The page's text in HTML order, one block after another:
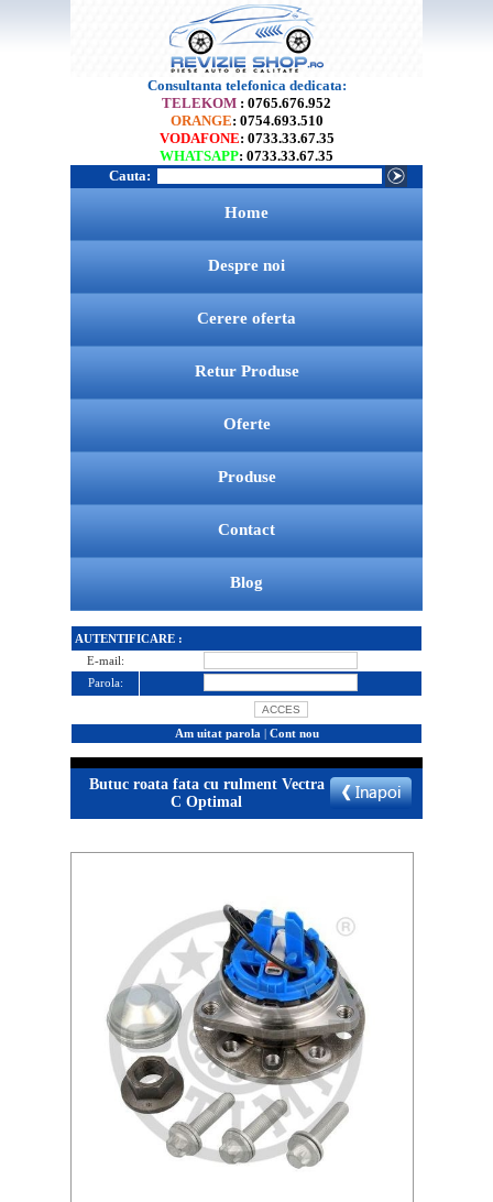
Consultanta telefonica dedicata:
TELEKOM : 0765.676.952
ORANGE: 0754.693.510
VODAFONE: 0733.33.67.35
WHATSAPP: 0733.33.67.35
Cauta:
Home
Despre noi
Cerere oferta
Retur Produse
Oferte
Produse
Contact
Blog
AUTENTIFICARE :
E-mail:
Parola:
Am uitat parola | Cont nou
Butuc roata fata cu rulment Vectra
C Optimal